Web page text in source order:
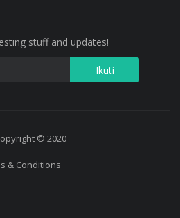
stuff and updates!
© 2020
& Conditions